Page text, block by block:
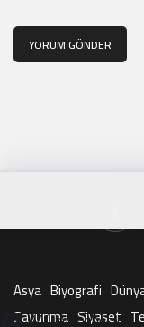
YORUM GÖNDER
Asya Biyografi
Savunma Siyaset
KAI ile Sohbet Et